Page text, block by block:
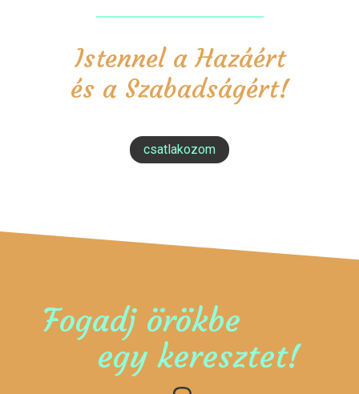
Istennel a Hazáért
és a Szabadságért!
csatlakozom
Fogadj örökbe
egy keresztet!